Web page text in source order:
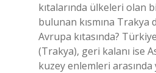
kıtalarında ülkeleri olan
bulunan kısmına Trakya
Avrupa kıtasında?
(Trakya), geri kalanı ise
kuzey enlemleri